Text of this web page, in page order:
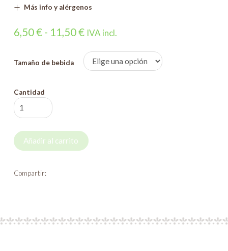
Más info y alérgenos
6,50€ - 11,50€Rango
precios:
IVA incl.
Tamaño de bebida
Cantidad
Horchata
artesanal
cantidad
Añadir al carrito
Compartir: